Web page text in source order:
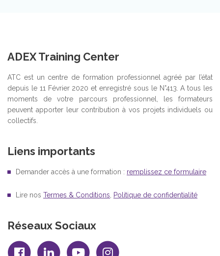
ADEX Training Center
ATC est un centre de formation professionnel agréé par l’état
depuis le 11 Février 2020 et enregistré sous le N°413. A tous les
moments de votre parcours professionnel, les formateurs
peuvent apporter leur contribution à vos projets individuels ou
collectifs.
Liens importants
Demander accès à une formation : remplissez ce formulaire
Lire nos Termes & Conditions Politique de confidentialité
Réseaux Sociaux